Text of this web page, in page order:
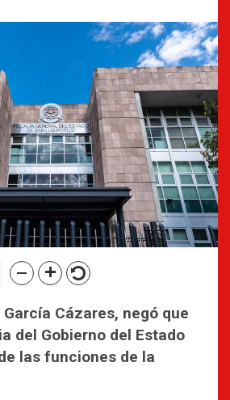
Cázares, negó que
del Gobierno del Estado
las funciones de la